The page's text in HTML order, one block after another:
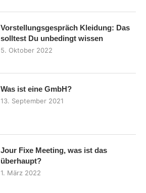
Vorstellungsgespräch Kleidung: Das
solltest Du unbedingt wissen
5. Oktober 2022
Was ist eine GmbH?
13. September 2021
Jour Fixe Meeting, was ist das
überhaupt?
1. März 2022